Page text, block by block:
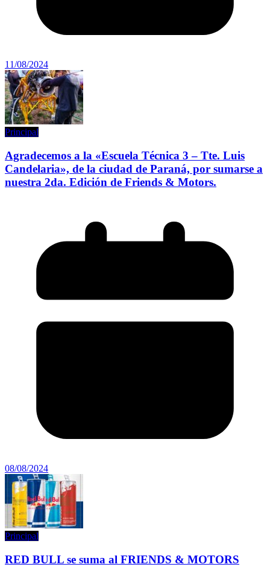
11/08/2024
Principal
Agradecemos a la «Escuela Técnica 3 – Tte. Luis
Candelaria», de la ciudad de Paraná, por sumarse a
nuestra 2da. Edición de Friends & Motors.
08/08/2024
Principal
RED BULL se suma al FRIENDS & MOTORS